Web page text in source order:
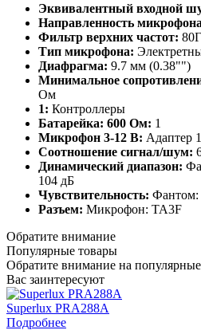
Эквивалентный входной
Направленность
Фильтр верхних частот:
Тип микрофона:
Диафрагма: 9.7 мм (0.38"")
Минимальное
Ом
1: Контроллеры
Батарейка: 600 Ом: 1
Микрофон 3-12 В: Адаптер
Соотношение сигнал/шум:
Динамический диапазон:
104 дБ
Чувствительность:
Разъем: Микрофон: TA3F
Обратите внимание
Популярные товары
Обратите внимание на
Вас заинтересуют
Superlux PRA288A
Подробнее